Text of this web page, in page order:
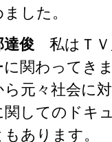
ました。
達俊 私はＴＶ
に関わってき
ら元々社会に
関してのドキ
もあります。